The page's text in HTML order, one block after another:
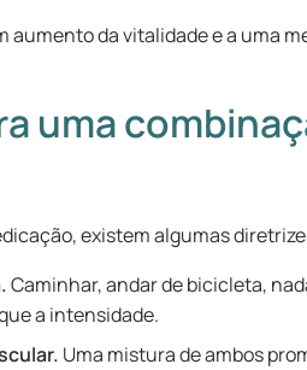
da vitalidade e a uma
uma
existem algumas
Caminhar, andar de bicicleta,
a intensidade.
Uma mistura de ambos